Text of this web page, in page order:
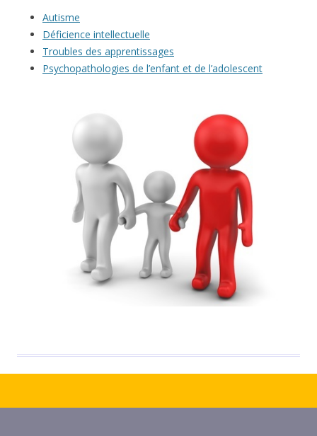
Autisme
Déficience intellectuelle
Troubles des apprentissages
Psychopathologies de l’enfant et de l’adolescent